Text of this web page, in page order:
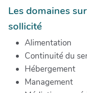
Les domaines
sollicité
Alimentation
Continuité du
Hébergement
Management